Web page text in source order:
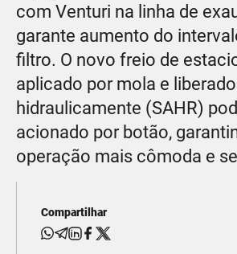
com Venturi na linha de
garante aumento do
filtro. O novo freio de
aplicado por mola e liberado
hidraulicamente (SAHR)
acionado por botão,
operação mais cômoda e
Compartilhar